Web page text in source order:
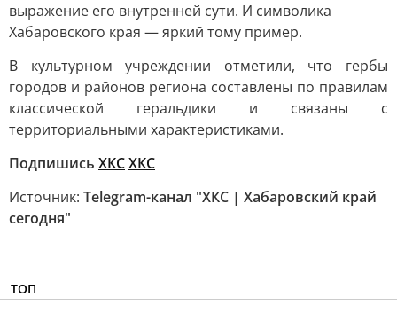
выражение его внутренней сути. И символика
Хабаровского края — яркий тому пример.
В культурном учреждении отметили, что гербы
городов и районов региона составлены по правилам
классической геральдики и связаны с
территориальными характеристиками.
Подпишись ХКСХКС
Источник: Telegram-канал "ХКС | Хабаровский край
сегодня"
ТОП